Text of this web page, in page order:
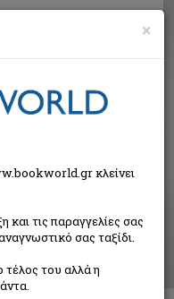
×
κλείνει
και τις παραγγελίες σας
σας ταξίδι.
τέλος του αλλά η